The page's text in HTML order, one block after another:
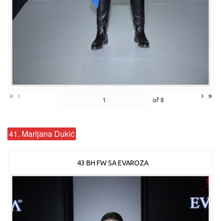
« ‹ of 8 › »
41. Marijana Dukić
43 BH FW SA EVAROZA